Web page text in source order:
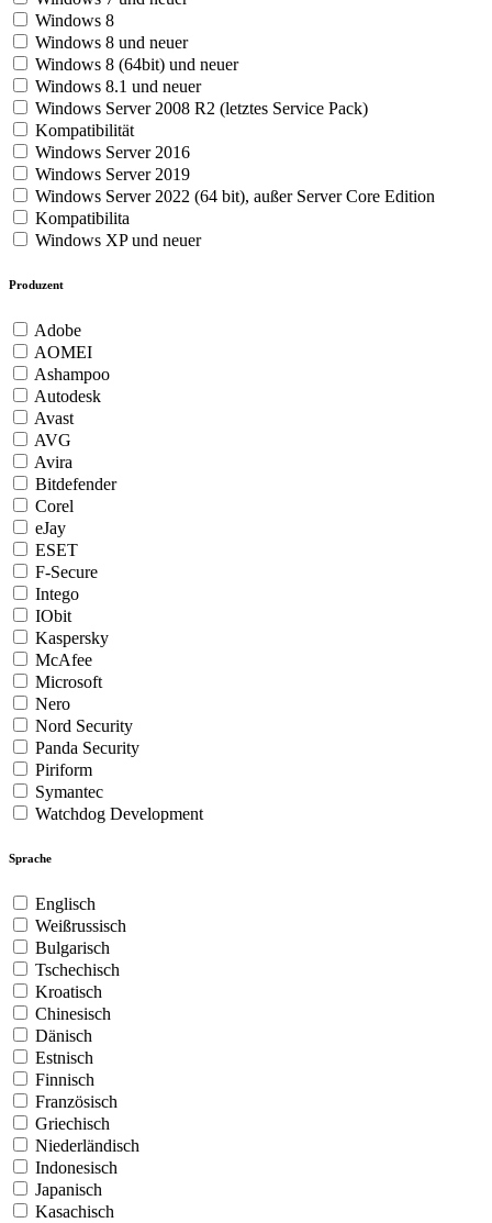
Windows 8
Windows 8 und neuer
Windows 8 (64bit) und neuer
Windows 8.1 und neuer
Windows Server 2008 R2 (letztes Service Pack)
Kompatibilität
Windows Server 2016
Windows Server 2019
Windows Server 2022 (64 bit), außer Server Core Edition
Kompatibilita
Windows XP und neuer
Produzent
Adobe
AOMEI
Ashampoo
Autodesk
Avast
AVG
Avira
Bitdefender
Corel
eJay
ESET
F-Secure
Intego
IObit
Kaspersky
McAfee
Microsoft
Nero
Nord Security
Panda Security
Piriform
Symantec
Watchdog Development
Sprache
Englisch
Weißrussisch
Bulgarisch
Tschechisch
Kroatisch
Chinesisch
Dänisch
Estnisch
Finnisch
Französisch
Griechisch
Niederländisch
Indonesisch
Japanisch
Kasachisch